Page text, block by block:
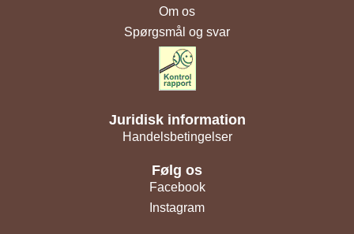
Om os
Spørgsmål og svar
Juridisk information
Handelsbetingelser
Følg os
Facebook
Instagram